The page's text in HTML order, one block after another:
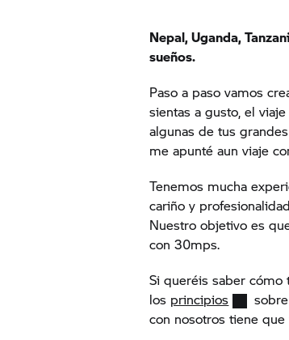
Nepal, Uganda,
sueños.
Paso a paso vamos
sientas a gusto, el
algunas de tus
me apunté aun viaje
Tenemos mucha
cariño y
Nuestro objetivo es
con 30mps.
Si queréis saber
los principios
con nosotros tiene